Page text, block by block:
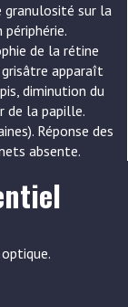
granulosité sur la
de la rétine
apparaît
diminution du
de la papille.
Réponse des
absente.